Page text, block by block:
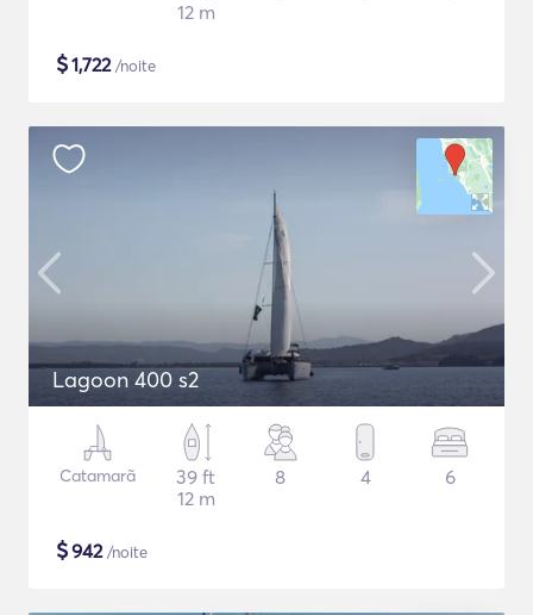
12 m
$1,722/noite
Lagoon 400 s2
Catamarã
39 ft
12 m
8 4 6
$942/noite